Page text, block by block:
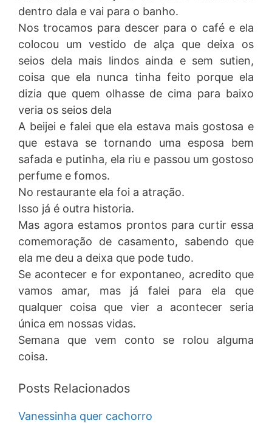
dentro dala e vai para o banho.
Nos trocamos para descer para o café e ela
colocou um vestido de alça que deixa os
seios dela mais lindos ainda e sem sutien,
coisa que ela nunca tinha feito porque ela
dizia que quem olhasse de cima para baixo
veria os seios dela
A beijei e falei que ela estava mais gostosa e
que estava se tornando uma esposa bem
safada e putinha, ela riu e passou um gostoso
perfume e fomos.
No restaurante ela foi a atração.
Isso já é outra historia.
Mas agora estamos prontos para curtir essa
comemoração de casamento, sabendo que
ela me deu a deixa que pode tudo.
Se acontecer e for expontaneo, acredito que
vamos amar, mas já falei para ela que
qualquer coisa que vier a acontecer seria
única em nossas vidas.
Semana que vem conto se rolou alguma
coisa.
Posts Relacionados
Vanessinha quer cachorro